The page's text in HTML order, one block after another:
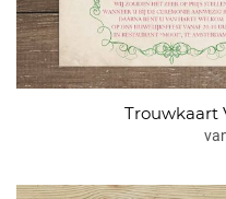
Trouwkaart